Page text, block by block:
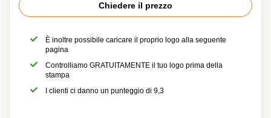
Chiedere il prezzo
È inoltre possibile caricare il proprio logo alla seguente
pagina
Controlliamo GRATUITAMENTE il tuo logo prima della
stampa
I clienti ci danno un punteggio di 9,3